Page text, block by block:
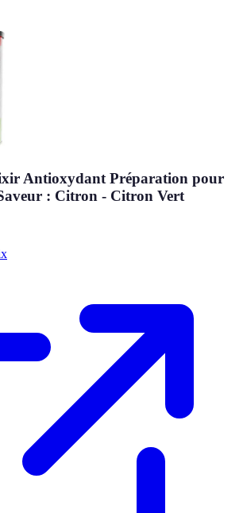
Antioxydant Préparation pour
: Citron - Citron Vert